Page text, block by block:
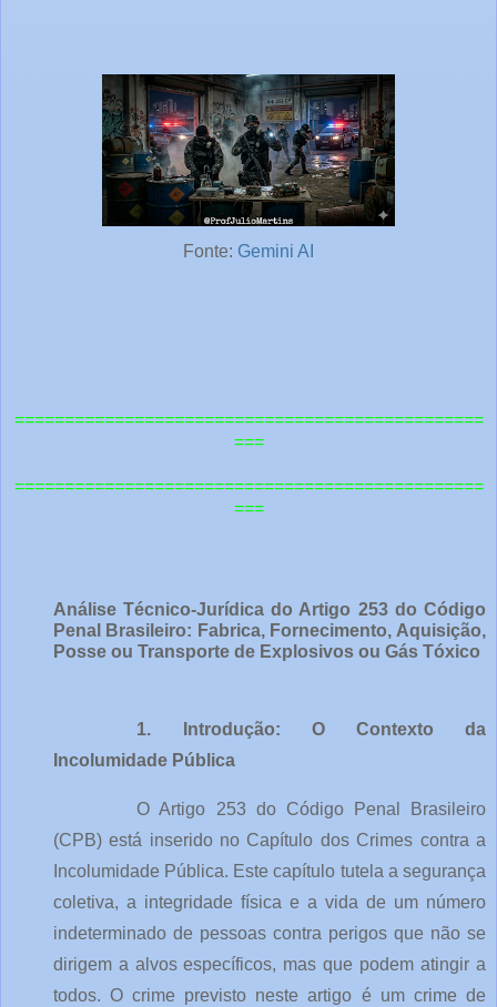
Fonte: Gemini AI
===============================================
===
===============================================
===
Análise Técnico-Jurídica do Artigo 253 do Código
Penal Brasileiro: Fabrica, Fornecimento, Aquisição,
Posse ou Transporte de Explosivos ou Gás Tóxico
1. Introdução: O Contexto da
Incolumidade Pública
O Artigo 253 do Código Penal Brasileiro
(CPB) está inserido no Capítulo dos Crimes contra a
Incolumidade Pública. Este capítulo tutela a segurança
coletiva, a integridade física e a vida de um número
indeterminado de pessoas contra perigos que não se
dirigem a alvos específicos, mas que podem atingir a
todos. O crime previsto neste artigo é um crime de